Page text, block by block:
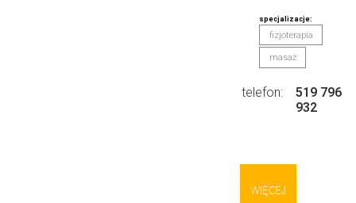
specjalizacje:
fizjoterapia
masaż
telefon:
519 796
932
WIĘCEJ